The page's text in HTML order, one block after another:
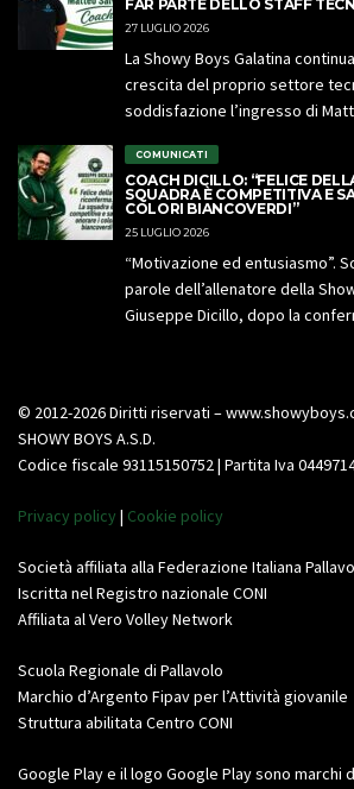
FAR PARTE DELLO STAFF
27 LUGLIO 2026
La Showy Boys Galatina
crescita del proprio settore
soddisfazione l’ingresso di
COMUNICATI
COACH DICILLO: “FELICE
SQUADRA È COMPETITIVA E
COLORI BIANCOVERDI”
25 LUGLIO 2026
“Motivazione ed entusiasmo”.
parole dell’allenatore della
Giuseppe Dicillo, dopo la
© 2012-2026 Diritti riservati –
SHOWY BOYS A.S.D.
Codice fiscale 93115150752 | Partita Iva
Privacy policy | Cookie policy
Società affiliata alla Federazione Italiana
Iscritta nel Registro nazionale CONI
Affiliata al Vero Volley Network
Scuola Regionale di Pallavolo
Marchio d’Argento Fipav per l’Attività giovanile
Struttura abilitata Centro CONI
Google Play e il logo Google Play sono marchi